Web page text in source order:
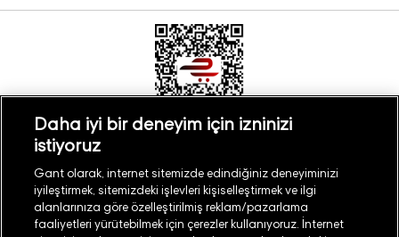
Türkiye Mağaza Bul
Daha iyi bir deneyim için izninizi
istiyoruz
Gant olarak, internet sitemizde edindiğiniz deneyiminizi
iyileştirmek, sitemizdeki işlevleri kişiselleştirmek ve ilgi
alanlarınıza göre özelleştirilmiş reklam/pazarlama
faaliyetleri yürütebilmek için çerezler kullanıyoruz. İnternet